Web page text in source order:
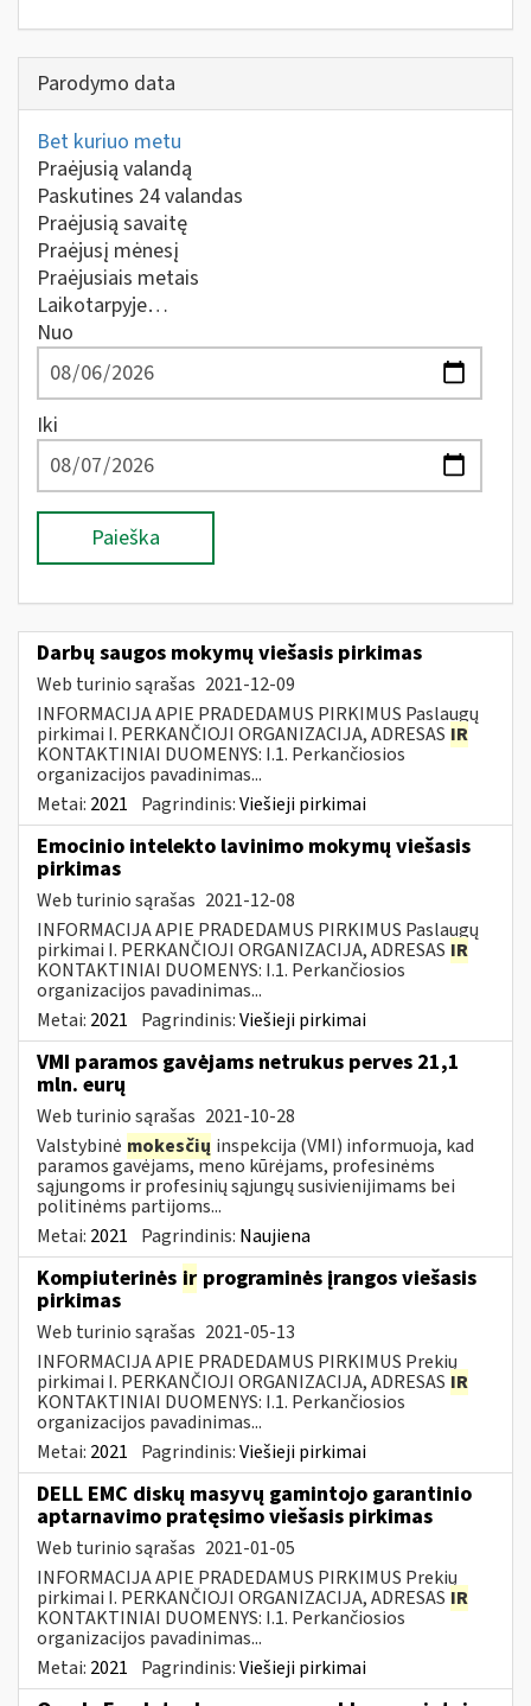
Parodymo data
Bet kuriuo metu
Praėjusią valandą
Paskutines 24 valandas
Praėjusią savaitę
Praėjusį mėnesį
Praėjusiais metais
Laikotarpyje…
Nuo
Iki
Paieška
Darbų saugos mokymų viešasis pirkimas
Web turinio sąrašas 2021-12-09
INFORMACIJA APIE PRADEDAMUS PIRKIMUS Paslaugų
pirkimai I. PERKANČIOJI ORGANIZACIJA, ADRESAS IR
KONTAKTINIAI DUOMENYS: I.1. Perkančiosios
organizacijos pavadinimas...
Metai: 2021 Pagrindinis:Viešieji pirkimai
Emocinio intelekto lavinimo mokymų viešasis
pirkimas
Web turinio sąrašas 2021-12-08
INFORMACIJA APIE PRADEDAMUS PIRKIMUS Paslaugų
pirkimai I. PERKANČIOJI ORGANIZACIJA, ADRESAS IR
KONTAKTINIAI DUOMENYS: I.1. Perkančiosios
organizacijos pavadinimas...
Metai: 2021 Pagrindinis:Viešieji pirkimai
VMI paramos gavėjams netrukus perves 21,1
mln. eurų
Web turinio sąrašas 2021-10-28
Valstybinė mokesčių inspekcija (VMI) informuoja, kad
paramos gavėjams, meno kūrėjams, profesinėms
sąjungoms ir profesinių sąjungų susivienijimams bei
politinėms partijoms...
Metai: 2021 Pagrindinis: Naujiena
Kompiuterinės ir programinės įrangos viešasis
pirkimas
Web turinio sąrašas 2021-05-13
INFORMACIJA APIE PRADEDAMUS PIRKIMUS Prekių
pirkimai I. PERKANČIOJI ORGANIZACIJA, ADRESAS IR
KONTAKTINIAI DUOMENYS: I.1. Perkančiosios
organizacijos pavadinimas...
Metai: 2021 Pagrindinis:Viešieji pirkimai
DELL EMC diskų masyvų gamintojo garantinio
aptarnavimo pratęsimo viešasis pirkimas
Web turinio sąrašas 2021-01-05
INFORMACIJA APIE PRADEDAMUS PIRKIMUS Prekių
pirkimai I. PERKANČIOJI ORGANIZACIJA, ADRESAS IR
KONTAKTINIAI DUOMENYS: I.1. Perkančiosios
organizacijos pavadinimas...
Metai: 2021 Pagrindinis:Viešieji pirkimai